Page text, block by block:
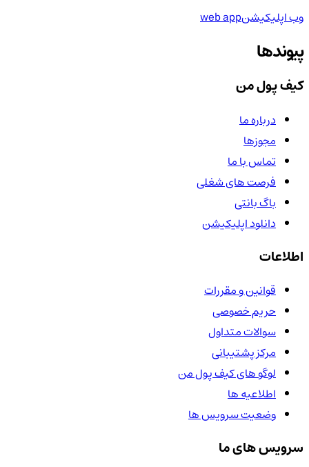
وب اپلیکیشنweb app
پیوندها
کیف پول من
درباره ما
مجوزها
تماس با ما
فرصت های شغلی
باگ بانتی
دانلود اپلیکیشن
اطلاعات
قوانین و مقررات
حریم خصوصی
سوالات متداول
مرکز پشتیبانی
لوگو های کیف پول من
اطلاعیه ها
وضعیت سرویس ها
سرویس های ما